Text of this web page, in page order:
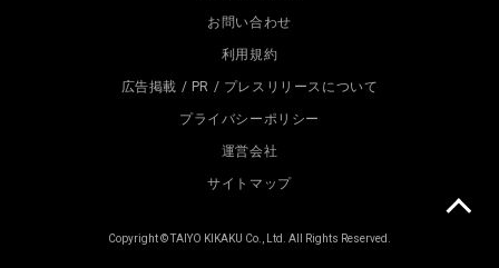
お問い合わせ
利用規約
広告掲載 / PR / プレスリリースについて
プライバシーポリシー
運営会社
サイトマップ
Copyright © TAIYO KIKAKU Co., Ltd. All Rights Reserved.